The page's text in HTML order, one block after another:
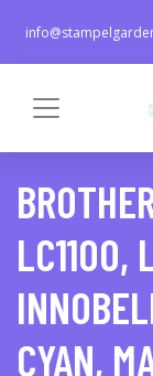
LC1100,
CYAN,